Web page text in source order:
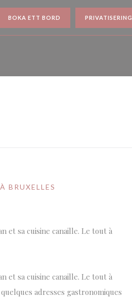
BOKA ETT BORD PRIVATISERING
BRUXELLES
et sa cuisine canaille. Le tout à
et sa cuisine canaille. Le tout à
adresses gastronomiques